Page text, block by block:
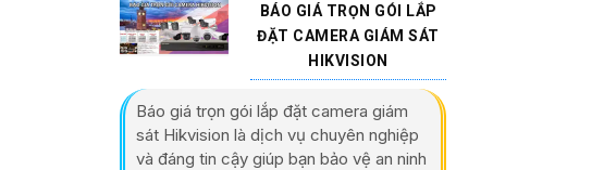
BÁO GIÁ TRỌN GÓI LẮP
ĐẶT CAMERA GIÁM SÁT
HIKVISION
Báo giá trọn gói lắp đặt camera giám
sát Hikvision là dịch vụ chuyên nghiệp
và đáng tin cậy giúp bạn bảo vệ an ninh